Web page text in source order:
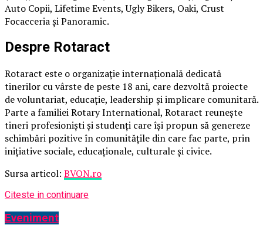
Auto Copii, Lifetime Events, Ugly Bikers, Oaki, Crust
Focacceria și Panoramic.
Despre Rotaract
Rotaract este o organizație internațională dedicată
tinerilor cu vârste de peste 18 ani, care dezvoltă proiecte
de voluntariat, educație, leadership și implicare comunitară.
Parte a familiei Rotary International, Rotaract reunește
tineri profesioniști și studenți care își propun să genereze
schimbări pozitive în comunitățile din care fac parte, prin
inițiative sociale, educaționale, culturale și civice.
Sursa articol: BVON.ro
Citeste in continuare
Eveniment